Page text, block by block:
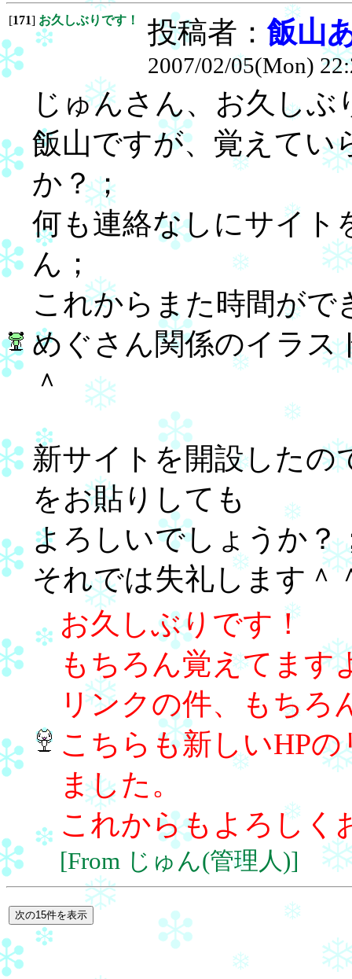
[171] お久しぶりです！ 投稿者： 飯山
2007/02/05(Mon)
じゅんさん、お久しぶ
飯山ですが、覚えてい
か？；
何も連絡なしにサイト
ん；
これからまた時間がで
めぐさん関係のイラス
＾
新サイトを開設したの
をお貼りしても
よろしいでしょうか？
それでは失礼します＾
お久しぶりです！
もちろん覚えてます
リンクの件、もちろ
こちらも新しいHP
ました。
これからもよろしく
[From じゅん(管理人)]